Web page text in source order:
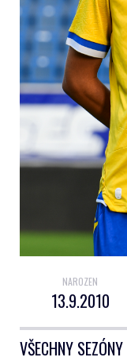
NAROZEN
13.9.2010
VŠECHNY SEZÓNY